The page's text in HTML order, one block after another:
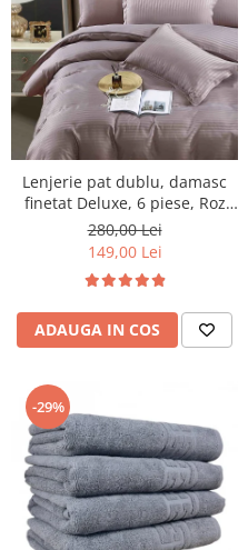
Lenjerie pat dublu, damasc
finetat Deluxe, 6 piese, Roz
Inchis
280,00 Lei
149,00 Lei
ADAUGA IN COS
-29%